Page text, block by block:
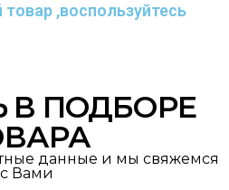
,воспользуйтесь
ПОДБОРЕ
данные и мы свяжемся
с Вами